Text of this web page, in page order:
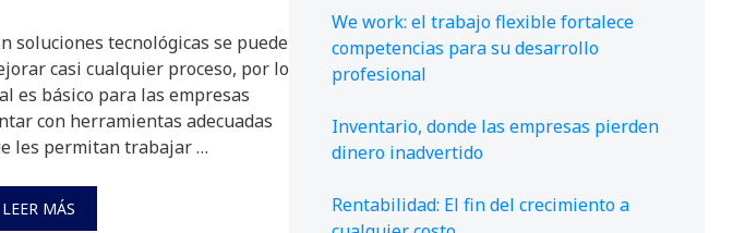
soluciones tecnológicas se puede
casi cualquier proceso, por lo
es básico para las empresas
con herramientas adecuadas
les permitan trabajar …
LEER MÁS
We work: el trabajo flexible fortalece
competencias para su desarrollo
profesional
Inventario, donde las empresas pierden
dinero inadvertido
Rentabilidad: El fin del crecimiento a